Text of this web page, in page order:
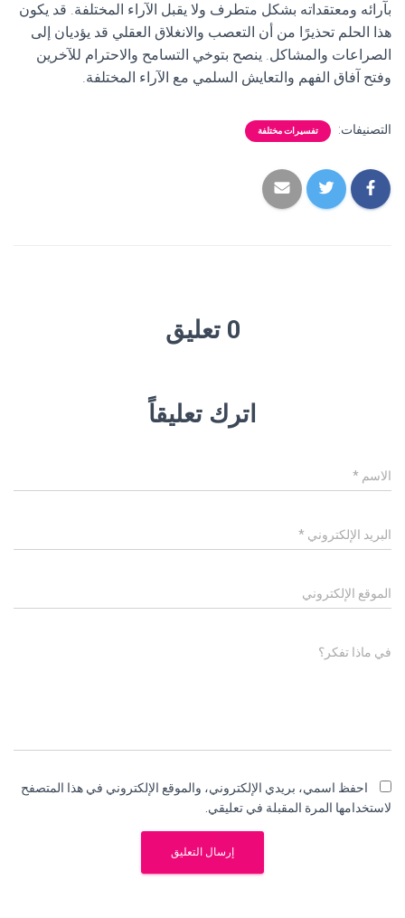
بآرائه ومعتقداته بشكل متطرف ولا يقبل الآراء المختلفة. قد يكون
هذا الحلم تحذيرًا من أن التعصب والانغلاق العقلي قد يؤديان إلى
الصراعات والمشاكل. ينصح بتوخي التسامح والاحترام للآخرين
وفتح آفاق الفهم والتعايش السلمي مع الآراء المختلفة.
التصنيفات: تفسيرات مختلفة
0 تعليق
اترك تعليقاً
الاسم *
البريد الإلكتروني *
الموقع الإلكتروني
في ماذا تفكر؟
احفظ اسمي، بريدي الإلكتروني، والموقع الإلكتروني في هذا المتصفح
لاستخدامها المرة المقبلة في تعليقي.